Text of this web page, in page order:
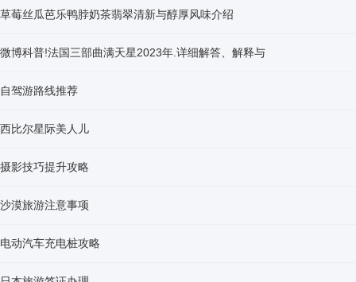
草莓丝瓜芭乐鸭脖奶茶翡翠清新与醇厚风味介绍
微博科普!法国三部曲满天星2023年.详细解答、解释与
自驾游路线推荐
西比尔星际美人儿
摄影技巧提升攻略
沙漠旅游注意事项
电动汽车充电桩攻略